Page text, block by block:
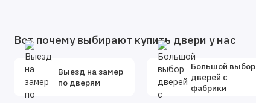
Вот почему выбирают купить двери у нас
Выезд на замер
по дверям
Большой выбор
дверей с
фабрики